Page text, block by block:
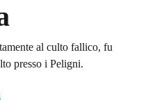
al culto fallico, fu
presso i Peligni.